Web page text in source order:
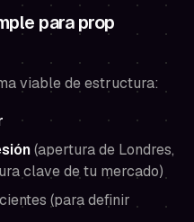
para prop
viable de estructura:
(apertura de Londres,
clave de tu mercado)
(para definir